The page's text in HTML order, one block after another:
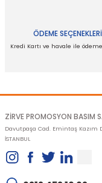
ÖDEME SEÇENEKLERİ
Kredi Kartı ve havale ile
ZİRVE PROMOSYON BASIM
Davutpaşa Cad. Emintaş Kazım
İSTANBUL